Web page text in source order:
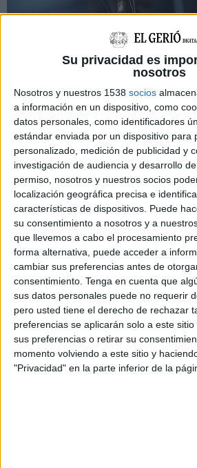
Su privacidad es
nosotros
Nosotros y nuestros 1538 socios
a información en un dispositivo, como
datos personales, como identificadores
estándar enviada por un dispositivo para
personalizado, medición de publicidad y
investigación de audiencia y desarrollo de
permiso, nosotros y nuestros socios
localización geográfica precisa e
características de dispositivos. Puede
su consentimiento a nosotros y a
que llevemos a cabo el procesamiento
forma alternativa, puede acceder a
cambiar sus preferencias antes de
consentimiento. Tenga en cuenta que
sus datos personales puede no requerir
pero usted tiene el derecho de rechazar
preferencias se aplicarán solo a este
sus preferencias o retirar su
momento volviendo a este sitio y
"Privacidad" en la parte inferior de la
Menor admet que
fallat'' en el feminicidi de
malgrat ''el sistema
La consellera d’Igualtat i Feminisme,
que “alguna cosa ha fallat” en el
ha remarcat que el sistema de
Uns 150 figuerencs
concentrar-se a
condemnar el crim
Un centenar de veïns de Figueres han